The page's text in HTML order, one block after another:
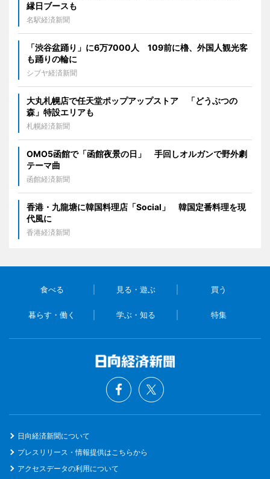
縁日ブースも
名駅経済新聞
「渋谷盆踊り」に6万7000人 109前に櫓、外国人観光客
も踊りの輪に
シブヤ経済新聞
大丸札幌店で任天堂ポップアップストア 「どうぶつの
森」特設エリアも
札幌経済新聞
OMO5函館で「函館夜景の日」 手回しオルガンで野外劇
テーマ曲
函館経済新聞
香港・九龍塘に韓国料理店「Social」 韓国定番料理を現
代風に
香港経済新聞
食べる 見る・遊ぶ 買う
暮らす・働く 学ぶ・知る 特集
日向経済新聞について
プレスリリース・情報提供はこちらから
アクセスデータの利用について